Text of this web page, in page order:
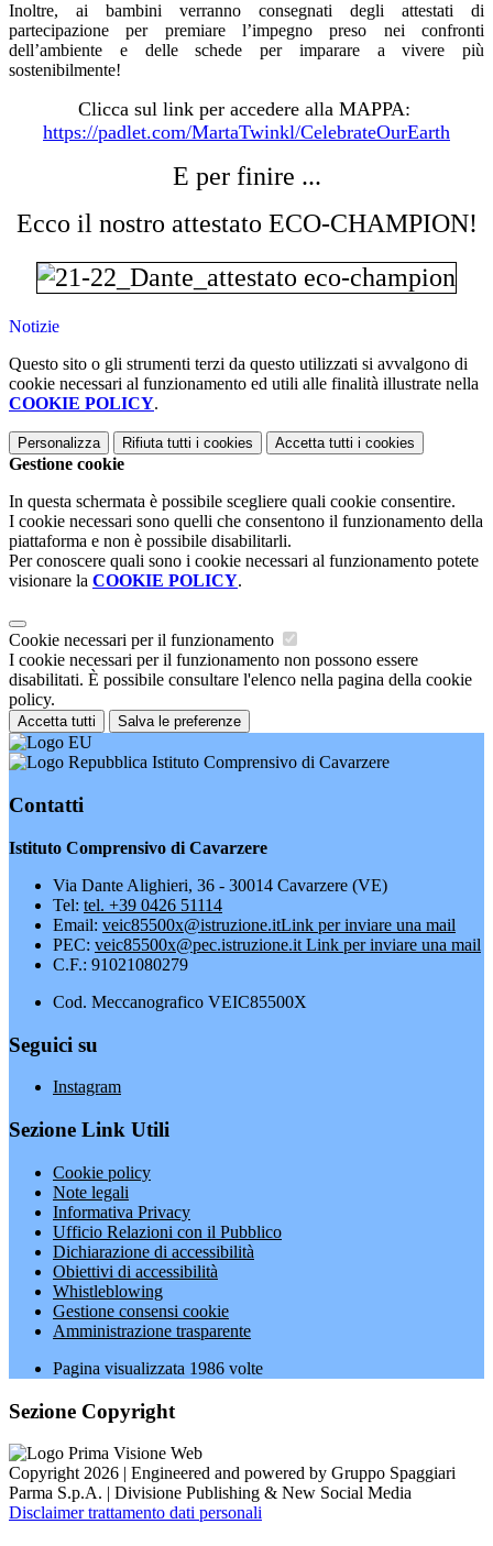
Inoltre, ai bambini verranno consegnati degli attestati di
partecipazione per premiare l’impegno preso nei confronti
dell’ambiente e delle schede per imparare a vivere più
sostenibilmente!
Clicca sul link per accedere alla MAPPA:
https://padlet.com/MartaTwinkl/CelebrateOurEarth
E per finire ...
Ecco il nostro attestato ECO-CHAMPION!
Notizie
Questo sito o gli strumenti terzi da questo utilizzati si avvalgono di
cookie necessari al funzionamento ed utili alle finalità illustrate nella
COOKIE POLICY.
Personalizza Rifiuta tutti i cookies Accetta tutti i cookies
Gestione cookie
In questa schermata è possibile scegliere quali cookie consentire.
I cookie necessari sono quelli che consentono il funzionamento della
piattaforma e non è possibile disabilitarli.
Per conoscere quali sono i cookie necessari al funzionamento potete
visionare la COOKIE POLICY.
Cookie necessari per il funzionamento
I cookie necessari per il funzionamento non possono essere
disabilitati. È possibile consultare l'elenco nella pagina della cookie
policy.
Accetta tutti Salva le preferenze
Istituto Comprensivo di Cavarzere
Contatti
Istituto Comprensivo di Cavarzere
Via Dante Alighieri, 36 - 30014 Cavarzere (VE)
Tel: tel. +39 0426 51114
Email: veic85500x@istruzione.itLink per inviare una mail
PEC: veic85500x@pec.istruzione.it Link per inviare una mail
C.F.: 91021080279
Cod. Meccanografico VEIC85500X
Seguici su
Instagram
Sezione Link Utili
Cookie policy
Note legali
Informativa Privacy
Ufficio Relazioni con il Pubblico
Dichiarazione di accessibilità
Obiettivi di accessibilità
Whistleblowing
Gestione consensi cookie
Amministrazione trasparente
Pagina visualizzata 1986 volte
Sezione Copyright
Copyright 2026 | Engineered and powered by Gruppo Spaggiari
Parma S.p.A. | Divisione Publishing & New Social Media
Disclaimer trattamento dati personali